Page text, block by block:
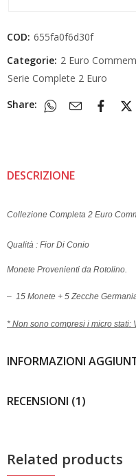
COD: 655fa0f6d30f
Categorie: 2 Euro
Serie Complete 2 Euro
Share:
DESCRIZIONE
Collezione Completa 2 Euro
Qualità : Fior Di Conio
Monete Provenienti da Rotolino.
– 15 Monete + 5 Zecche
* Non sono compresi i micro stati:
INFORMAZIONI
RECENSIONI (1)
Related products